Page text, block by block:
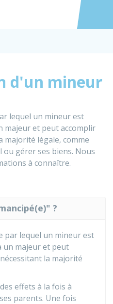
Accéder
d'un mineur
lequel un mineur est
majeur et peut accomplir
majorité légale, comme
gérer ses biens. Nous
à connaître.
?
par lequel un mineur est
un majeur et peut
la majorité
effets à la fois à
parents. Une fois